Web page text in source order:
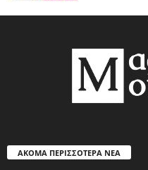
ΑΚΟΜΑ ΠΕΡΙΣΣΟΤΕΡΑ ΝΕΑ